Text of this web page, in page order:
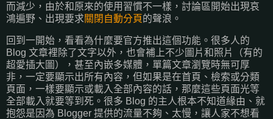
而減少，由於和原來的使用習慣不一樣，討論區開始出現哀
鴻遍野、出現要求關閉自動分頁的聲浪。
回到一開始，看看為什麼要官方推出這個功能。很多人的
Blog 文章裡除了文字以外，也會補上不少圖片和照片（有的
超愛插大圖），甚至內嵌多媒體，單篇文章瀏覽時無可厚
非，一定要顯示出所有內容，但如果是在首頁、檢索或分類
頁面，一樣要顯示或載入全部內容的話，那麼這些頁面光等
全部載入就要等到死。很多 Blog 的主人根本不知道緣由、就
抱怨是因為 Blogger 提供的流量不夠、太慢，讓人家不想看